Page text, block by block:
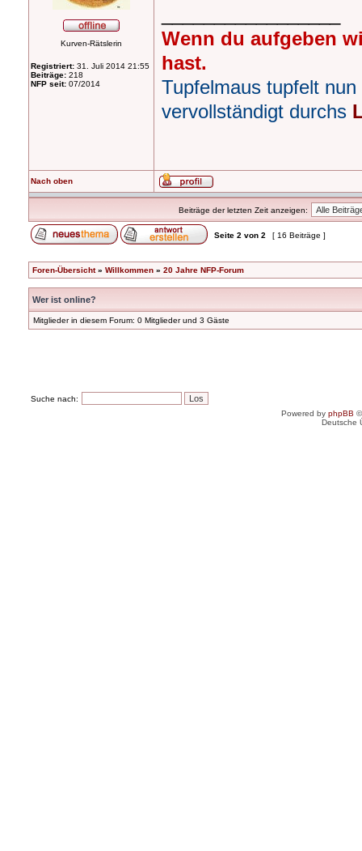
Kurven-Rätslerin
Registriert: 31. Juli 2014 21:55
Beiträge: 218
NFP seit: 07/2014
Wenn du aufgeben
hast.
Tupfelmaus tupfelt
vervollständigt durchs
Nach oben
Beiträge der letzten Zeit anzeigen:
Seite 2 von 2 [ 16 Beiträge ]
Foren-Übersicht» Willkommen » 20 Jahre NFP-Forum
Wer ist online?
Mitglieder in diesem Forum: 0 Mitglieder und 3 Gäste
Suche nach:
Powered by phpBB
Deutsche